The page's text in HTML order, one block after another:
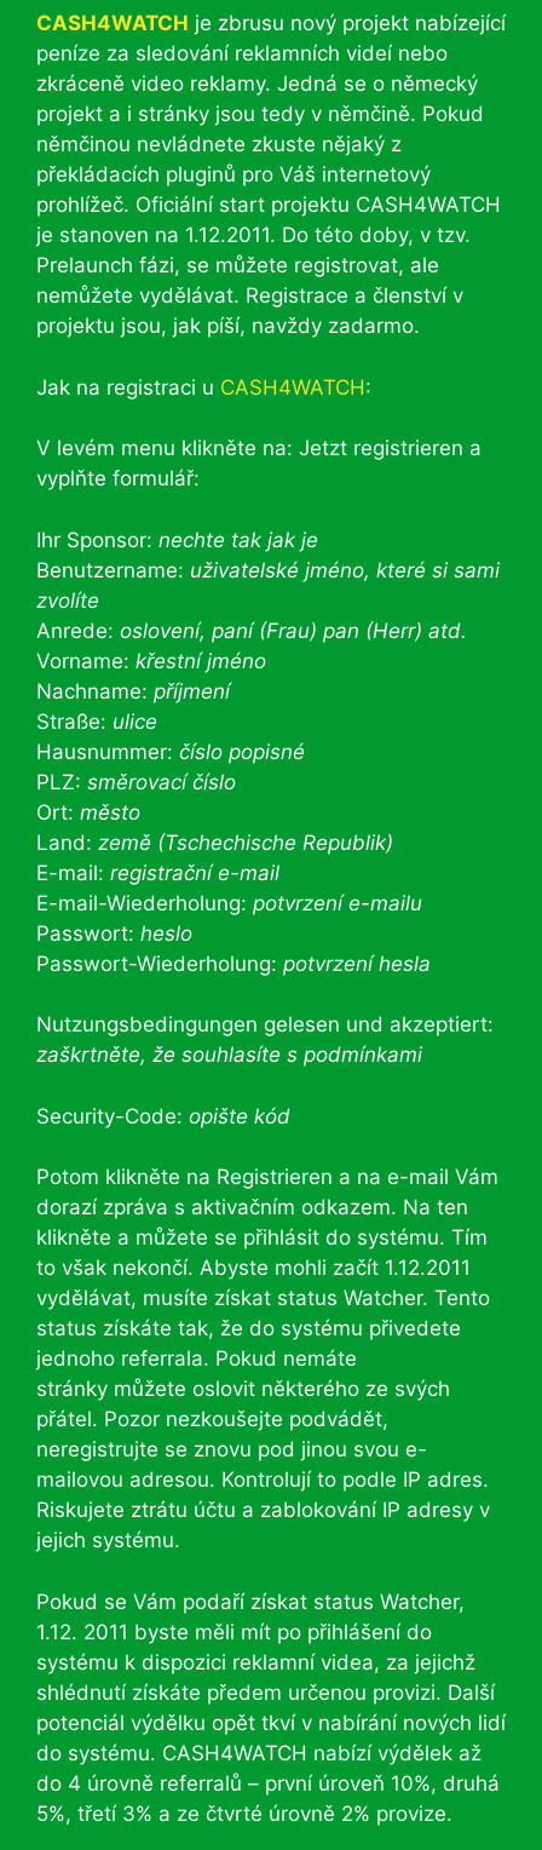
CASH4WATCH je zbrusu nový projekt nabízející
peníze za sledování reklamních videí nebo
zkráceně video reklamy. Jedná se o německý
projekt a i stránky jsou tedy v němčině. Pokud
němčinou nevládnete zkuste nějaký z
překládacích pluginů pro Váš internetový
prohlížeč. Oficiální start projektu CASH4WATCH
je stanoven na 1.12.2011. Do této doby, v tzv.
Prelaunch fázi, se můžete registrovat, ale
nemůžete vydělávat. Registrace a členství v
projektu jsou, jak píší, navždy zadarmo.
Jak na registraci u CASH4WATCH:
V levém menu klikněte na: Jetzt registrieren a
vyplňte formulář:
Ihr Sponsor: nechte tak jak je
Benutzername: uživatelské jméno, které si sami
zvolíte
Anrede: oslovení, paní (Frau) pan (Herr) atd.
Vorname: křestní jméno
Nachname: příjmení
Straße: ulice
Hausnummer: číslo popisné
PLZ: směrovací číslo
Ort: město
Land: země (Tschechische Republik)
E-mail: registrační e-mail
E-mail-Wiederholung: potvrzení e-mailu
Passwort: heslo
Passwort-Wiederholung: potvrzení hesla
Nutzungsbedingungen gelesen und akzeptiert:
zaškrtněte, že souhlasíte s podmínkami
Security-Code: opište kód
Potom klikněte na Registrieren a na e-mail Vám
dorazí zpráva s aktivačním odkazem. Na ten
klikněte a můžete se přihlásit do systému. Tím
to však nekončí. Abyste mohli začít 1.12.2011
vydělávat, musíte získat status Watcher. Tento
status získáte tak, že do systému přivedete
jednoho referrala. Pokud nemáte
stránky můžete oslovit některého ze svých
přátel. Pozor nezkoušejte podvádět,
neregistrujte se znovu pod jinou svou e-
mailovou adresou. Kontrolují to podle IP adres.
Riskujete ztrátu účtu a zablokování IP adresy v
jejich systému.
Pokud se Vám podaří získat status Watcher,
1.12. 2011 byste měli mít po přihlášení do
systému k dispozici reklamní videa, za jejichž
shlédnutí získáte předem určenou provizi. Další
potenciál výdělku opět tkví v nabírání nových lidí
do systému. CASH4WATCH nabízí výdělek až
do 4 úrovně referralů – první úroveň 10%, druhá
5%, třetí 3% a ze čtvrté úrovně 2% provize.